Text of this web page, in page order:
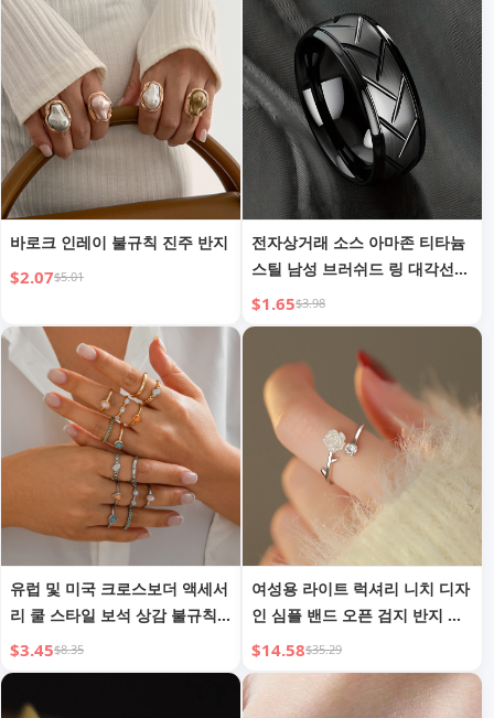
바로크 인레이 불규칙 진주 반지
$2.07$5.01
전자상거래 소스 아마존 티타늄
스틸 남성 브러쉬드 링 대각선
아크 순수 블랙 핑거 링
$1.65$3.98
유럽 및 미국 크로스보더 액세서
리 쿨 스타일 보석 상감 불규칙
반지 개인 맞춤 메탈릭 느낌 조
인트 반지 세트
$3.45$8.35
여성용 라이트 럭셔리 니치 디자
인 심플 밴드 오픈 검지 반지 패
셔너블한 개성 고급
$14.58$35.29